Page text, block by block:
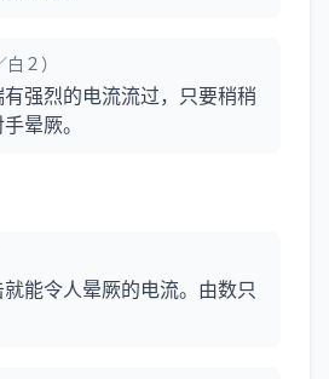
２）
强烈的电流流过，只要稍稍
晕厥。
能令人晕厥的电流。由数只